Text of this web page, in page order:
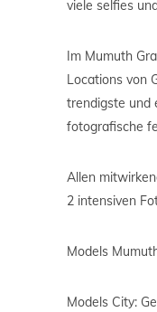
viele selfies
Im Mumuth
Locations von
trendigste und
fotografische
Allen
2 intensiven
Models
Models City: